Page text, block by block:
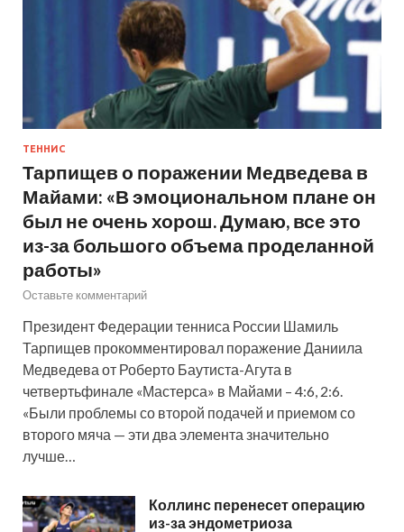
ТЕННИС
Тарпищев о поражении Медведева в
Майами: «В эмоциональном плане он
был не очень хорош. Думаю, все это
из-за большого объема проделанной
работы»
Оставьте комментарий
Президент Федерации тенниса России Шамиль
Тарпищев прокомментировал поражение Даниила
Медведева от Роберто Баутиста-Агута в
четвертьфинале «Мастерса» в Майами – 4:6, 2:6.
«Были проблемы со второй подачей и приемом со
второго мяча — эти два элемента значительно
лучше…
Коллинс перенесет операцию
из-за эндометриоза